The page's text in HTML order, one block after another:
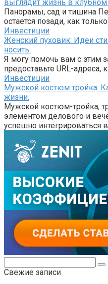
выглядит жизнь в клубном
Панорамы, сад и тишина
остается позади, как
Инвестиции
Женский пуховик: Идеи
носить.
Я могу помочь вам с этим
предоставьте URL-
Инвестиции
Мужской костюм тройка:
жизни.
Мужской костюм-тройка,
элементом делового и
успешно интегрироваться
Свежие записи